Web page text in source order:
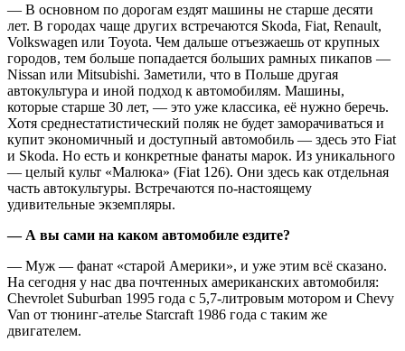
— В основном по дорогам ездят машины не старше десяти
лет. В городах чаще других встречаются Skoda, Fiat, Renault,
Volkswagen или Toyota. Чем дальше отъезжаешь от крупных
городов, тем больше попадается больших рамных пикапов —
Nissan или Mitsubishi. Заметили, что в Польше другая
автокультура и иной подход к автомобилям. Машины,
которые старше 30 лет, — это уже классика, её нужно беречь.
Хотя среднестатистический поляк не будет заморачиваться и
купит экономичный и доступный автомобиль — здесь это Fiat
и Skoda. Но есть и конкретные фанаты марок. Из уникального
— целый культ «Малюка» (Fiat 126). Они здесь как отдельная
часть автокультуры. Встречаются по-настоящему
удивительные экземпляры.
— А вы сами на каком автомобиле ездите?
— Муж — фанат «старой Америки», и уже этим всё сказано.
На сегодня у нас два почтенных американских автомобиля:
Chevrolet Suburban 1995 года с 5,7-литровым мотором и Chevy
Van от тюнинг-ателье Starcraft 1986 года с таким же
двигателем.